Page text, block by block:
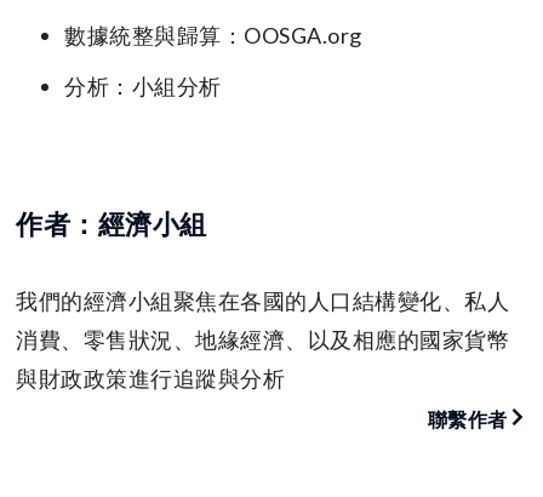
數據統整與歸算：OOSGA.org
分析：小組分析
作者：經濟小組
我們的經濟小組聚焦在各國的人口結構變化、私人
消費、零售狀況、地緣經濟、以及相應的國家貨幣
與財政政策進行追蹤與分析
聯繫作者